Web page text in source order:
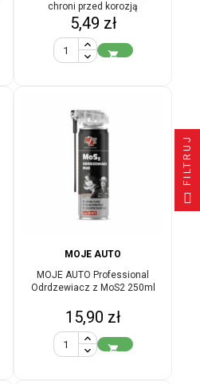
chroni przed korozją
Cena
5,49 zł

MOJE AUTO
MOJE AUTO Professional
Odrdzewiacz z MoS2 250ml
Cena
15,90 zł

FILTRUJ